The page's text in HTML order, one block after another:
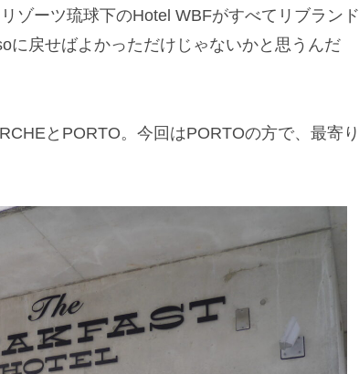
ゾーツ琉球下のHotel WBFがすべてリブランド
に戻せばよかっただけじゃないかと思うんだ
とPORTO。今回はPORTOの方で、最寄り